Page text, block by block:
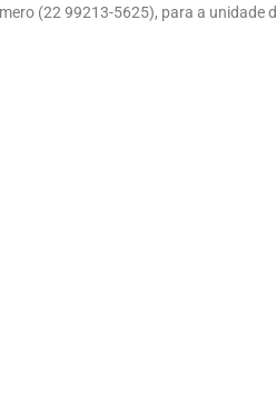
(22 99213-5625), para a unidade